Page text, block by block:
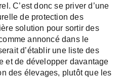
C’est donc se priver d’une
de protection des
solution pour sortir des
annoncé dans le
d’établir une liste des
et de développer davantage
des élevages, plutôt que les